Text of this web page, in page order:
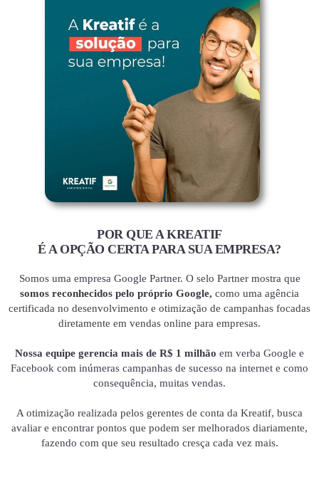
POR QUE A KREATIF
É A OPÇÃO CERTA PARA SUA EMPRESA?
Somos uma empresa Google Partner. O selo Partner mostra que
somos reconhecidos pelo próprio Google, como uma agência
certificada no desenvolvimento e otimização de campanhas focadas
diretamente em vendas online para empresas.
Nossa equipe gerencia mais de R$ 1 milhão em verba Google e
Facebook com inúmeras campanhas de sucesso na internet e como
consequência, muitas vendas.
A otimização realizada pelos gerentes de conta da Kreatif, busca
avaliar e encontrar pontos que podem ser melhorados diariamente,
fazendo com que seu resultado cresça cada vez mais.